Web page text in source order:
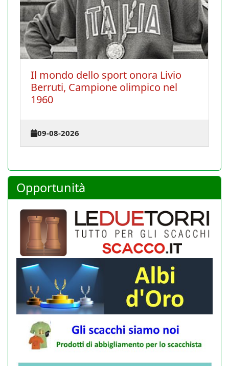
sport onora Livio
olimpico nel
Chiusura estiva
Opportunità